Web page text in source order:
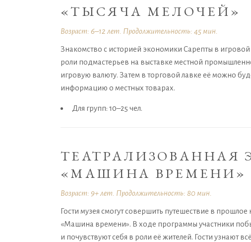
«ТЫСЯЧА МЕЛОЧЕЙ»
Возраст: 6–12 лет. Продолжительность: 45 мин.
Знакомство с историей экономики Сарепты в
роли подмастерьев на выставке местной
игровую валюту. Затем в торговой лавке её можно
информацию о местных товарах.
Для групп: 10–25 чел.
ТЕАТРАЛИЗОВАННАЯ
«МАШИНА ВРЕМЕНИ»
Возраст: 9+ лет. Продолжительность: 80 мин.
Гости музея смогут совершить путешествие в
«Машина времени». В ходе программы участники
и почувствуют себя в роли её жителей. Гости узнают